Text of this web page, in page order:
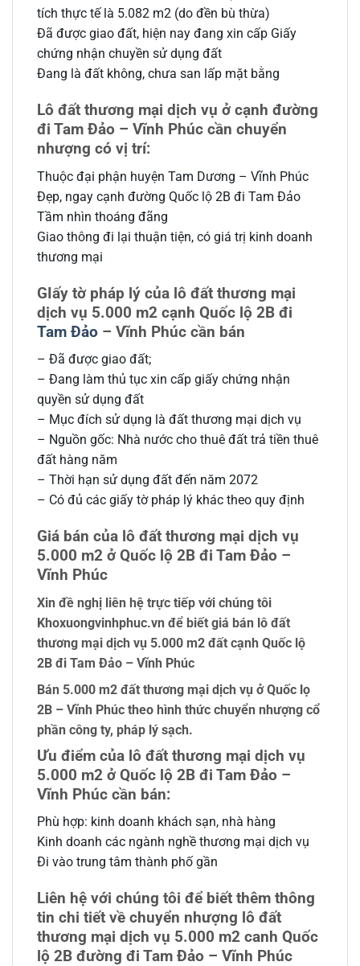
tích thực tế là 5.082 m2 (do đền bù thừa)
Đã được giao đất, hiện nay đang xin cấp Giấy
chứng nhận chuyền sử dụng đất
Đang là đất không, chưa san lấp mặt bằng
Lô đất thương mại dịch vụ ở cạnh đường
đi Tam Đảo – Vĩnh Phúc cần chuyển
nhượng có vị trí:
Thuộc đại phận huyện Tam Dương – Vĩnh Phúc
Đẹp, ngay cạnh đường Quốc lộ 2B đi Tam Đảo
Tầm nhìn thoáng đãng
Giao thông đi lại thuận tiện, có giá trị kinh doanh
thương mại
GIấy tờ pháp lý của lô đất thương mại
dịch vụ 5.000 m2 cạnh Quốc lộ 2B đi
Tam Đảo – Vĩnh Phúc cần bán
– Đã được giao đất;
– Đang làm thủ tục xin cấp giấy chứng nhận
quyền sử dụng đất
– Mục đích sử dụng là đất thương mại dịch vụ
– Nguồn gốc: Nhà nước cho thuê đất trả tiền thuê
đất hàng năm
– Thời hạn sử dụng đất đến năm 2072
– Có đủ các giấy tờ pháp lý khác theo quy định
Giá bán của lô đất thương mại dịch vụ
5.000 m2 ở Quốc lộ 2B đi Tam Đảo –
Vĩnh Phúc
Xin đề nghị liên hệ trực tiếp với chúng tôi
Khoxuongvinhphuc.vn để biết giá bán lô đất
thương mại dịch vụ 5.000 m2 đất cạnh Quốc lộ
2B đi Tam Đảo – Vĩnh Phúc
Bán 5.000 m2 đất thương mại dịch vụ ở Quốc lọ
2B – Vĩnh Phúc theo hình thức chuyển nhượng cổ
phần công ty, pháp lý sạch.
Ưu điểm của lô đất thương mại dịch vụ
5.000 m2 ở Quốc lộ 2B đi Tam Đảo –
Vĩnh Phúc cần bán:
Phù hợp: kinh doanh khách sạn, nhà hàng
Kinh doanh các ngành nghề thương mại dịch vụ
Đi vào trung tâm thành phố gần
Liên hệ với chúng tôi để biết thêm thông
tin chi tiết về chuyển nhượng lô đất
thương mại dịch vụ 5.000 m2 canh Quốc
lộ 2B đường đi Tam Đảo – Vĩnh Phúc